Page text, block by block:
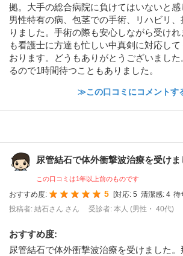
拠。大手の総合病院に負けてはいないと
男性特有の病、包茎での手術、リハビリ
りました。手術の際も安心しながら受け
も看護士に方達も忙しい中真剣に対応し
おります。どうもありがとうございまし
るので1時間待つこともありました。
≫この口コミにコメントす
尿管結石で体外衝撃波治療を受け
この口コミは1年以上前のものです
おすすめ度: 5 対応: 5 清潔感: 4 待
投稿者: 結石さん さん
受診者: 本人 (男性・ 40代)
おすすめ度:
尿管結石で体外衝撃波治療を受けました